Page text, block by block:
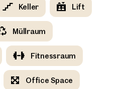
Keller Lift
Müllraum
Fitnessraum
Office Space